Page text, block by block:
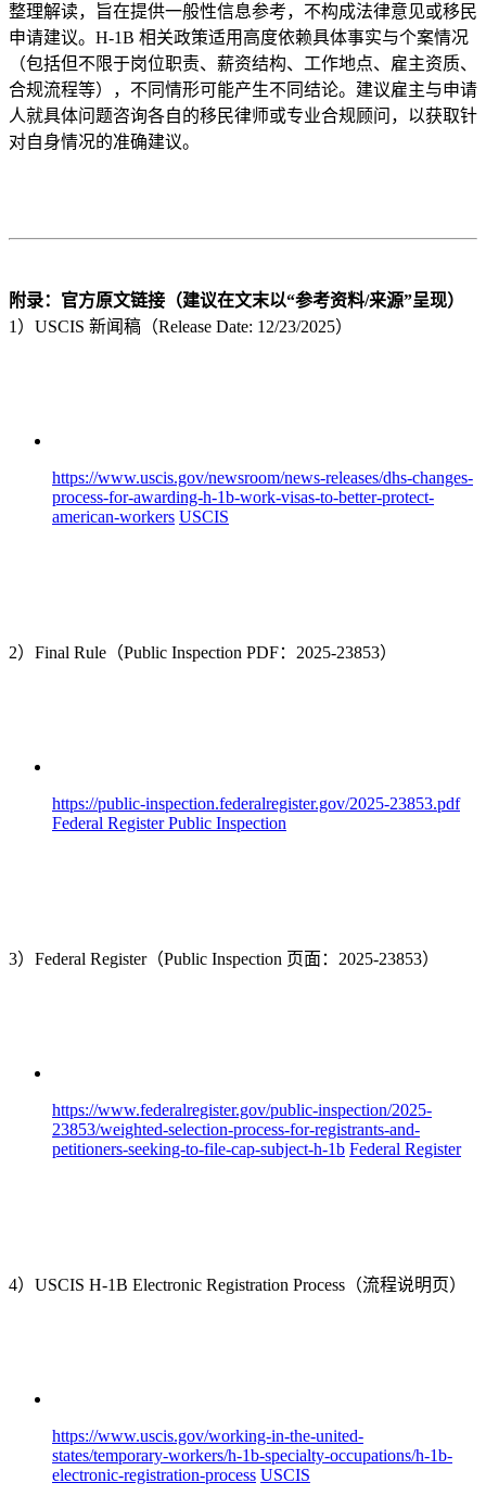
整理解读，旨在提供一般性信息参考，不构成法律意见或移民
申请建议。H-1B 相关政策适用高度依赖具体事实与个案情况
（包括但不限于岗位职责、薪资结构、工作地点、雇主资质、
合规流程等），不同情形可能产生不同结论。建议雇主与申请
人就具体问题咨询各自的移民律师或专业合规顾问，以获取针
对自身情况的准确建议。
附录：官方原文链接（建议在文末以“参考资料/来源”呈现）
1）USCIS 新闻稿（Release Date: 12/23/2025）
https://www.uscis.gov/newsroom/news-releases/dhs-changes-
process-for-awarding-h-1b-work-visas-to-better-protect-
american-workers USCIS
2）Final Rule（Public Inspection PDF：2025-23853）
https://public-inspection.federalregister.gov/2025-23853.pdf
Federal Register Public Inspection
3）Federal Register（Public Inspection 页面：2025-23853）
https://www.federalregister.gov/public-inspection/2025-
23853/weighted-selection-process-for-registrants-and-
petitioners-seeking-to-file-cap-subject-h-1b Federal Register
4）USCIS H-1B Electronic Registration Process（流程说明页）
https://www.uscis.gov/working-in-the-united-
states/temporary-workers/h-1b-specialty-occupations/h-1b-
electronic-registration-process USCIS